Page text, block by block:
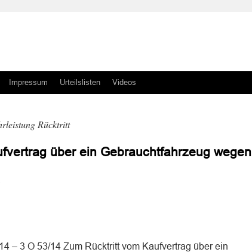
Impressum Urteilslisten Videos
Rücktritt
über ein Gebrauchtfahrzeug wegen
– 3 O 53/14 Zum Rücktritt vom Kaufvertrag über ein